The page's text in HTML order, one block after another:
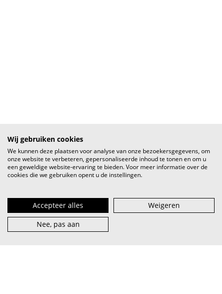
Wij gebruiken cookies
We kunnen deze plaatsen voor analyse van onze bezoekersgegevens, om
onze website te verbeteren, gepersonaliseerde inhoud te tonen en om u
een geweldige website-ervaring te bieden. Voor meer informatie over de
cookies die we gebruiken opent u de instellingen.
Accepteer alles
Weigeren
Nee, pas aan